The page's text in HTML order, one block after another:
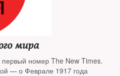
мира
номер The New Times.
— о Феврале 1917 года